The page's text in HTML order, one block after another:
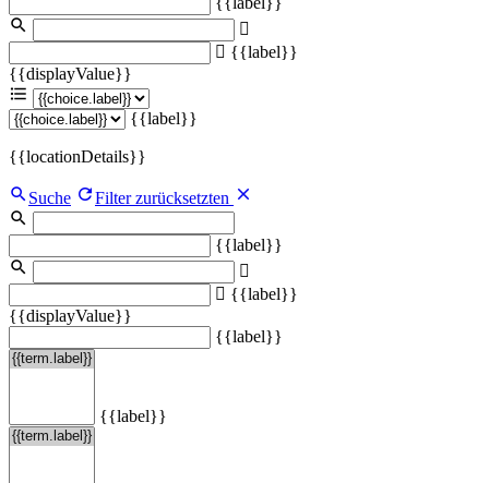
{{label}}
{{displayValue}}
{{label}}
{{locationDetails}}
Suche Filter zurücksetzten
{{label}}
{{label}}
{{displayValue}}
{{label}}
{{label}}